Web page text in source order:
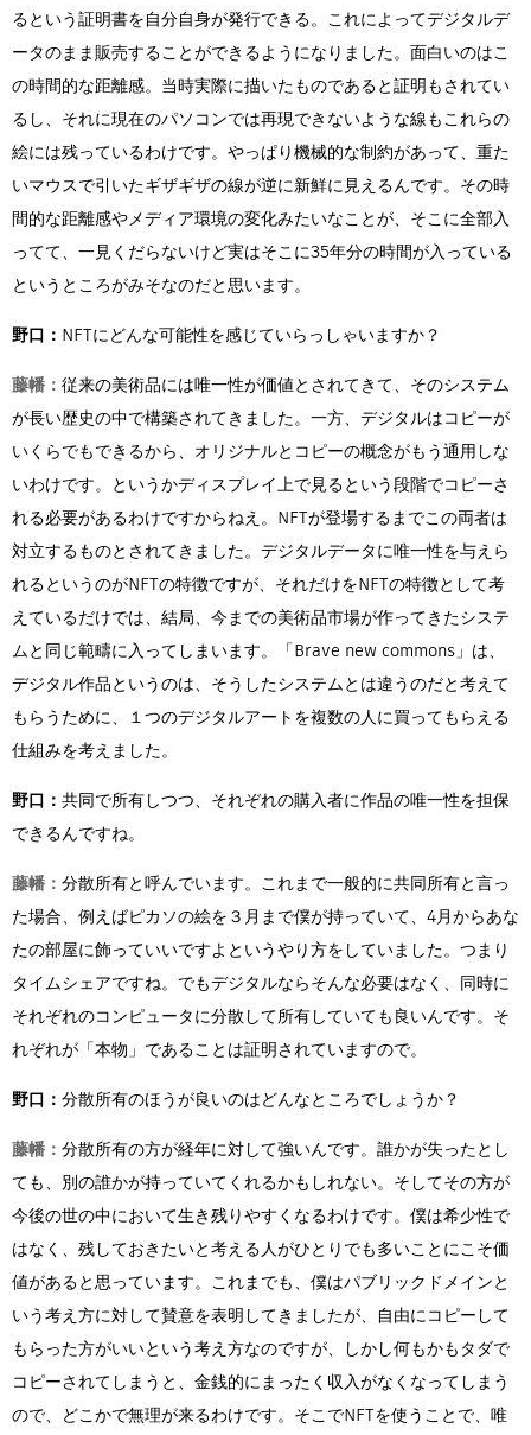
るという証明書を自分自身が発行できる。これによってデジタルデ
ータのまま販売することができるようになりました。面白いのはこ
の時間的な距離感。当時実際に描いたものであると証明もされてい
るし、それに現在のパソコンでは再現できないような線もこれらの
絵には残っているわけです。やっぱり機械的な制約があって、重た
いマウスで引いたギザギザの線が逆に新鮮に見えるんです。その時
間的な距離感やメディア環境の変化みたいなことが、そこに全部入
ってて、一見くだらないけど実はそこに35年分の時間が入っている
というところがみそなのだと思います。
野口： NFTにどんな可能性を感じていらっしゃいますか？
藤幡： 従来の美術品には唯一性が価値とされてきて、そのシステム
が長い歴史の中で構築されてきました。一方、デジタルはコピーが
いくらでもできるから、オリジナルとコピーの概念がもう通用しな
いわけです。というかディスプレイ上で見るという段階でコピーさ
れる必要があるわけですからねえ。NFTが登場するまでこの両者は
対立するものとされてきました。デジタルデータに唯一性を与えら
れるというのがNFTの特徴ですが、それだけをNFTの特徴として考
えているだけでは、結局、今までの美術品市場が作ってきたシステ
ムと同じ範疇に入ってしまいます。「Brave new commons」は、
デジタル作品というのは、そうしたシステムとは違うのだと考えて
もらうために、１つのデジタルアートを複数の人に買ってもらえる
仕組みを考えました。
野口： 共同で所有しつつ、それぞれの購入者に作品の唯一性を担保
できるんですね。
藤幡： 分散所有と呼んでいます。これまで一般的に共同所有と言っ
た場合、例えばピカソの絵を３月まで僕が持っていて、4月からあな
たの部屋に飾っていいですよというやり方をしていました。つまり
タイムシェアですね。でもデジタルならそんな必要はなく、同時に
それぞれのコンピュータに分散して所有していても良いんです。そ
れぞれが「本物」であることは証明されていますので。
野口： 分散所有のほうが良いのはどんなところでしょうか？
藤幡： 分散所有の方が経年に対して強いんです。誰かが失ったとし
ても、別の誰かが持っていてくれるかもしれない。そしてその方が
今後の世の中において生き残りやすくなるわけです。僕は希少性で
はなく、残しておきたいと考える人がひとりでも多いことにこそ価
値があると思っています。これまでも、僕はパブリックドメインと
いう考え方に対して賛意を表明してきましたが、自由にコピーして
もらった方がいいという考え方なのですが、しかし何もかもタダで
コピーされてしまうと、金銭的にまったく収入がなくなってしまう
ので、どこかで無理が来るわけです。そこでNFTを使うことで、唯